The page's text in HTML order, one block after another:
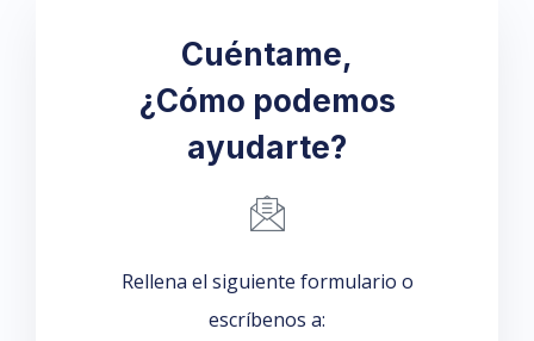
Cuéntame,
¿Cómo podemos
ayudarte?
Rellena el siguiente formulario o
escríbenos a: